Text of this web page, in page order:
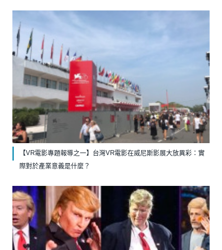
【VR電影專題報導之一】台灣VR電影在威尼斯影展大放異彩：實
際對於產業意義是什麼？